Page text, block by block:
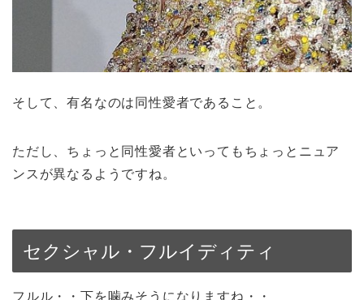
そして、有名なのは同性愛者であること。
ただし、ちょっと同性愛者といってもちょっとニュア
ンスが異なるようですね。
セクシャル・フルイディティ
フルル・・下を噛みそうになりますね・・